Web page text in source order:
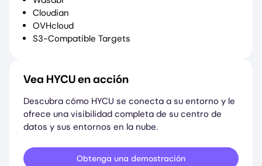
Cloudian
OVHcloud
S3-Compatible Targets
Vea HYCU en acción
Descubra cómo HYCU se conecta a su entorno y le
ofrece una visibilidad completa de su centro de
datos y sus entornos en la nube.
Obtenga una demostración